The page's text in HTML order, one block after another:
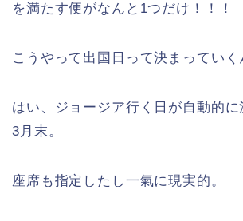
を満たす便がなんと1つだけ！！！
こうやって出国日って決まっていく
はい、ジョージア行く日が自動的に
3月末。
座席も指定したし一氣に現実的。